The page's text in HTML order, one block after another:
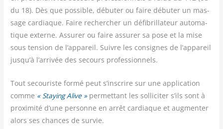
du 18). Dès que pos­sible, débu­ter ou faire débu­ter un mas­
sage car­diaque. Faire recher­cher un défi­bril­la­teur auto­ma­
tique externe. Assu­rer ou faire assu­rer sa pose et la mise
sous ten­sion de l’appareil. Suivre les consignes de l’appareil
jusqu’à l’arrivée des secours professionnels.
Tout secou­riste for­mé peut s’inscrire sur une appli­ca­tion
comme « Staying Alive » per­met­tant les sol­li­ci­ter s’ils sont à
proxi­mi­té d’une per­sonne en arrêt car­diaque et aug­men­ter
alors ses chances de survie.